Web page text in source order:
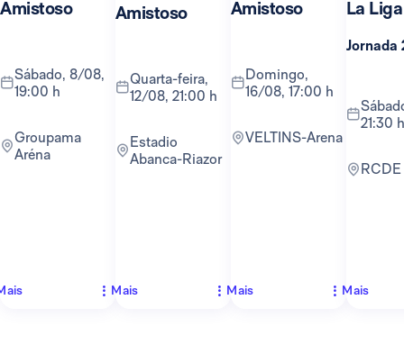
Amistoso
sábado, 8/08,
19:00 h
Groupama
Aréna
Amistoso
quarta-feira,
12/08, 21:00 h
Estadio
Abanca-Riazor
Mais
Amistoso
domingo,
16/08, 17:00 h
VELTINS-Arena
Mais
La Liga
Jornada
sábado, 22/08,
21:30 h
Mais